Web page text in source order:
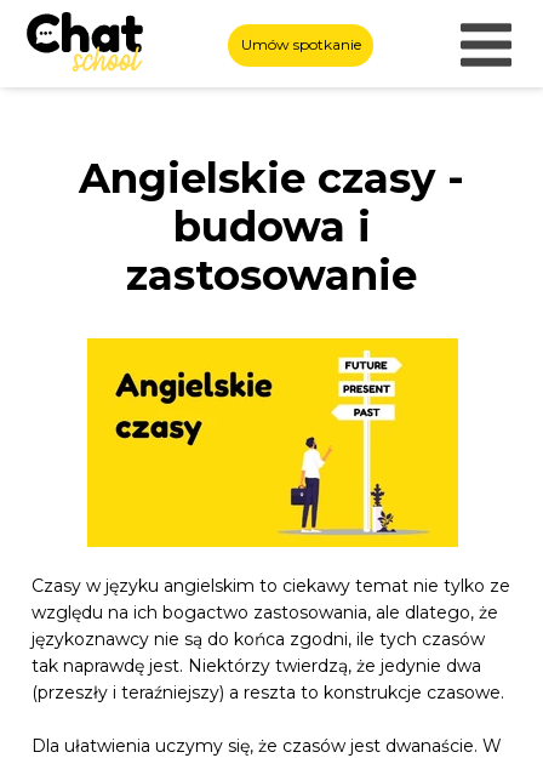
Umów spotkanie
Angielskie czasy -
budowa i
zastosowanie
Czasy w języku angielskim to ciekawy temat nie tylko ze
względu na ich bogactwo zastosowania, ale dlatego, że
językoznawcy nie są do końca zgodni, ile tych czasów
tak naprawdę jest. Niektórzy twierdzą, że jedynie dwa
(przeszły i teraźniejszy) a reszta to konstrukcje czasowe.
Dla ułatwienia uczymy się, że czasów jest dwanaście. W